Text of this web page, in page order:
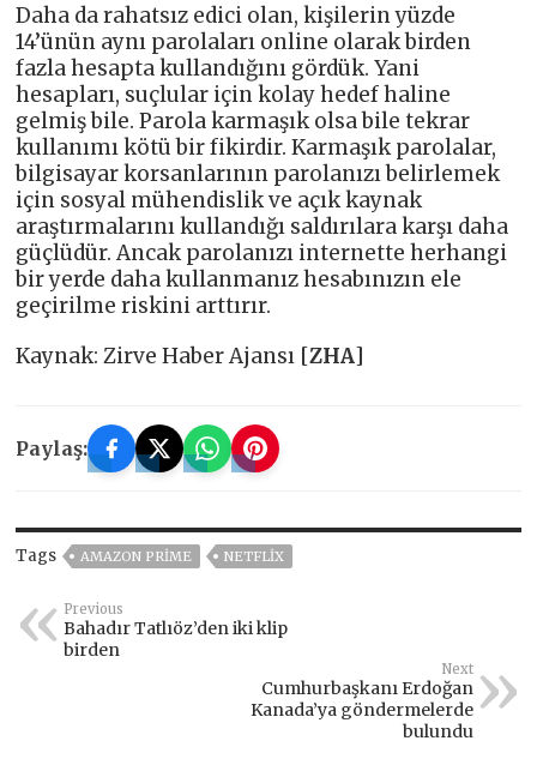
Daha da rahatsız edici olan, kişilerin yüzde
14’ünün aynı parolaları online olarak birden
fazla hesapta kullandığını gördük. Yani
hesapları, suçlular için kolay hedef haline
gelmiş bile. Parola karmaşık olsa bile tekrar
kullanımı kötü bir fikirdir. Karmaşık parolalar,
bilgisayar korsanlarının parolanızı belirlemek
için sosyal mühendislik ve açık kaynak
araştırmalarını kullandığı saldırılara karşı daha
güçlüdür. Ancak parolanızı internette herhangi
bir yerde daha kullanmanız hesabınızın ele
geçirilme riskini arttırır.
Kaynak: Zirve Haber Ajansı [ZHA]
Paylaş:
Tags AMAZON PRIME NETFLIX
Previous
Bahadır Tatlıöz’den iki klip
birden
Next
Cumhurbaşkanı Erdoğan
Kanada’ya göndermelerde
bulundu